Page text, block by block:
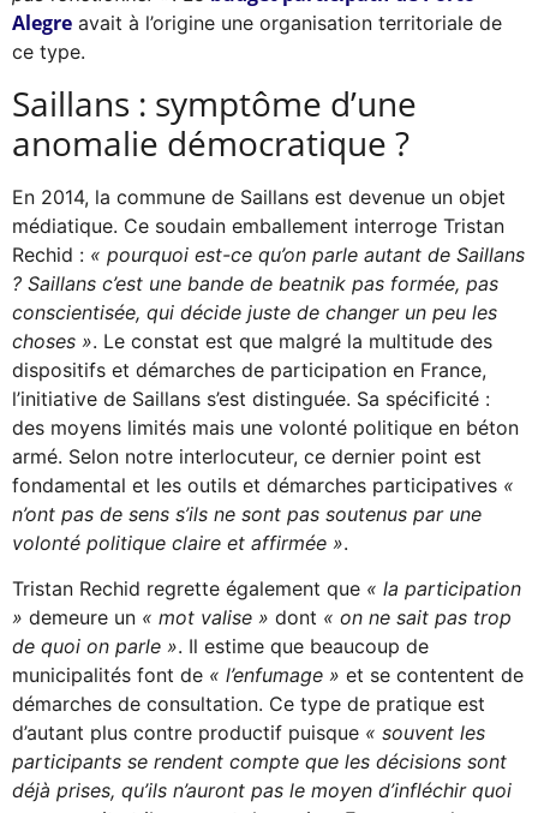
Alegre avait à l’origine une organisation territoriale de
ce type.
Saillans : symptôme d’une
anomalie démocratique ?
En 2014, la commune de Saillans est devenue un objet
médiatique. Ce soudain emballement interroge Tristan
Rechid : « pourquoi est-ce qu’on parle autant de Saillans
? Saillans c’est une bande de beatnik pas formée, pas
conscientisée, qui décide juste de changer un peu les
choses ». Le constat est que malgré la multitude des
dispositifs et démarches de participation en France,
l’initiative de Saillans s’est distinguée. Sa spécificité :
des moyens limités mais une volonté politique en béton
armé. Selon notre interlocuteur, ce dernier point est
fondamental et les outils et démarches participatives «
n’ont pas de sens s’ils ne sont pas soutenus par une
volonté politique claire et affirmée ».
Tristan Rechid regrette également que « la participation
» demeure un « mot valise » dont « on ne sait pas trop
de quoi on parle ». Il estime que beaucoup de
municipalités font de « l’enfumage » et se contentent de
démarches de consultation. Ce type de pratique est
d’autant plus contre productif puisque « souvent les
participants se rendent compte que les décisions sont
déjà prises, qu’ils n’auront pas le moyen d’infléchir quoi